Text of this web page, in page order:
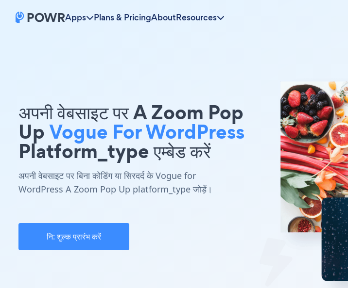
Apps Plans & PricingAboutResources
अपनी वेबसाइट पर A Zoom Pop
UpVogue For WordPress
Platform_type एम्बेड करें
अपनी वेबसाइट पर बिना कोडिंग या सिरदर्द के Vogue for
WordPress A Zoom Pop Up platform_type जोड़ें।
नि: शुल्क प्रारंभ करें